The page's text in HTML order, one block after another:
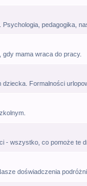
pedagogika,
mama wraca do pracy.
Formalności
- wszystko, co pomoże te
doświadczenia